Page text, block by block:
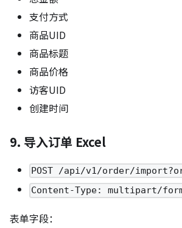
支付方式
商品UID
商品标题
商品价格
访客UID
创建时间
9. 导入订单 Excel
POST /api/v1/order/
Content-Type: multipart/
表单字段：